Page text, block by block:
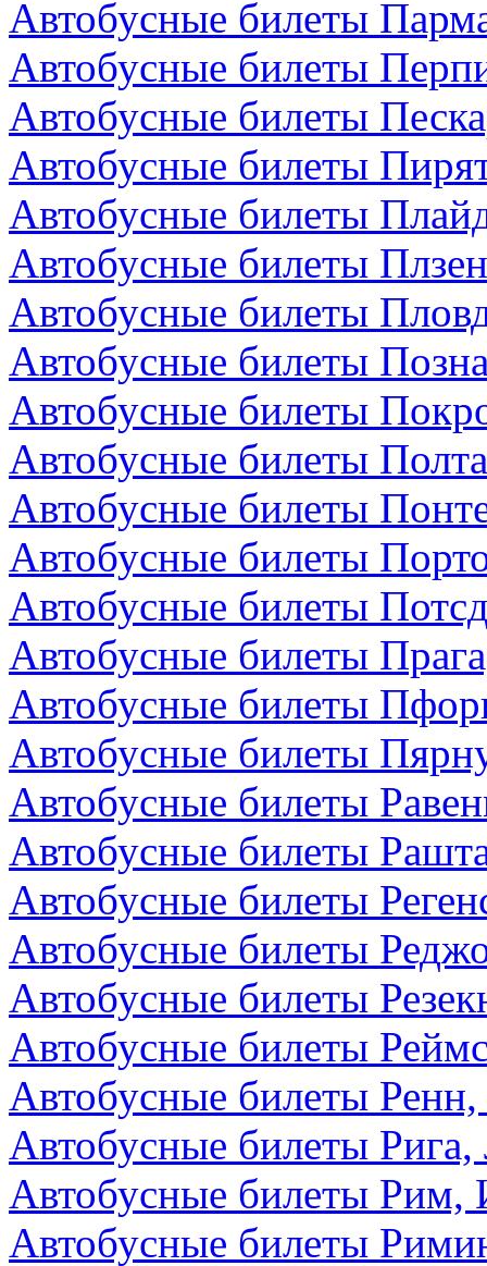
Автобусные билеты
Автобусные билеты
Автобусные билеты
Автобусные билеты
Автобусные билеты
Автобусные билеты
Автобусные билеты
Автобусные билеты
Автобусные билеты
Автобусные билеты
Автобусные билеты
Автобусные билеты
Автобусные билеты
Автобусные билеты
Автобусные билеты
Автобусные билеты
Автобусные билеты
Автобусные билеты
Автобусные билеты
Автобусные билеты
Автобусные билеты
Автобусные билеты
Автобусные билеты
Автобусные билеты Рига,
Автобусные билеты Рим,
Автобусные билеты